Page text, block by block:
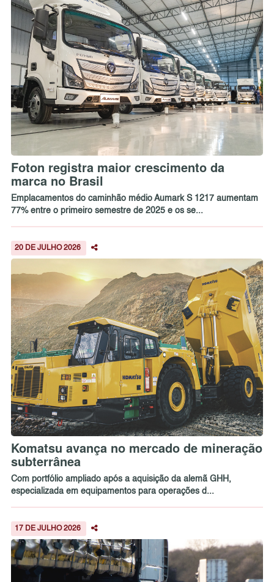
Foton registra maior crescimento da
marca no Brasil
Emplacamentos do caminhão médio Aumark S 1217 aumentam
77% entre o primeiro semestre de 2025 e os se...
20 DE JULHO 2026
Komatsu avança no mercado de mineração
subterrânea
Com portfólio ampliado após a aquisição da alemã GHH,
especializada em equipamentos para operações d...
17 DE JULHO 2026